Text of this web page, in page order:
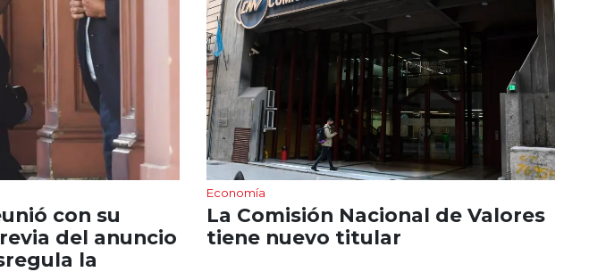
con su
del anuncio
la
Economía
La Comisión Nacional de Valores
tiene nuevo titular